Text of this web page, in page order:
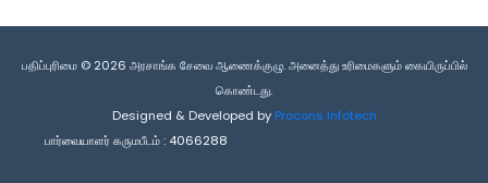
பதிப்புரிமை © 2026 அரசாங்க சேவை ஆணைக்குழு. அனைத்து உரிமைகளும் கையிருப்பில்
கொண்டது.
Designed & Developed by Procons Infotech
பார்வையாளர் கருமபீடம் : 4066288